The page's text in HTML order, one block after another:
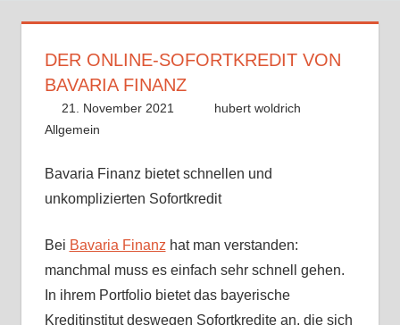
DER ONLINE-SOFORTKREDIT VON
BAVARIA FINANZ
21. November 2021
hubert woldrich
Allgemein
Bavaria Finanz bietet schnellen und
unkomplizierten Sofortkredit
Bei Bavaria Finanz hat man verstanden:
manchmal muss es einfach sehr schnell gehen.
In ihrem Portfolio bietet das bayerische
Kreditinstitut deswegen Sofortkredite an, die sich